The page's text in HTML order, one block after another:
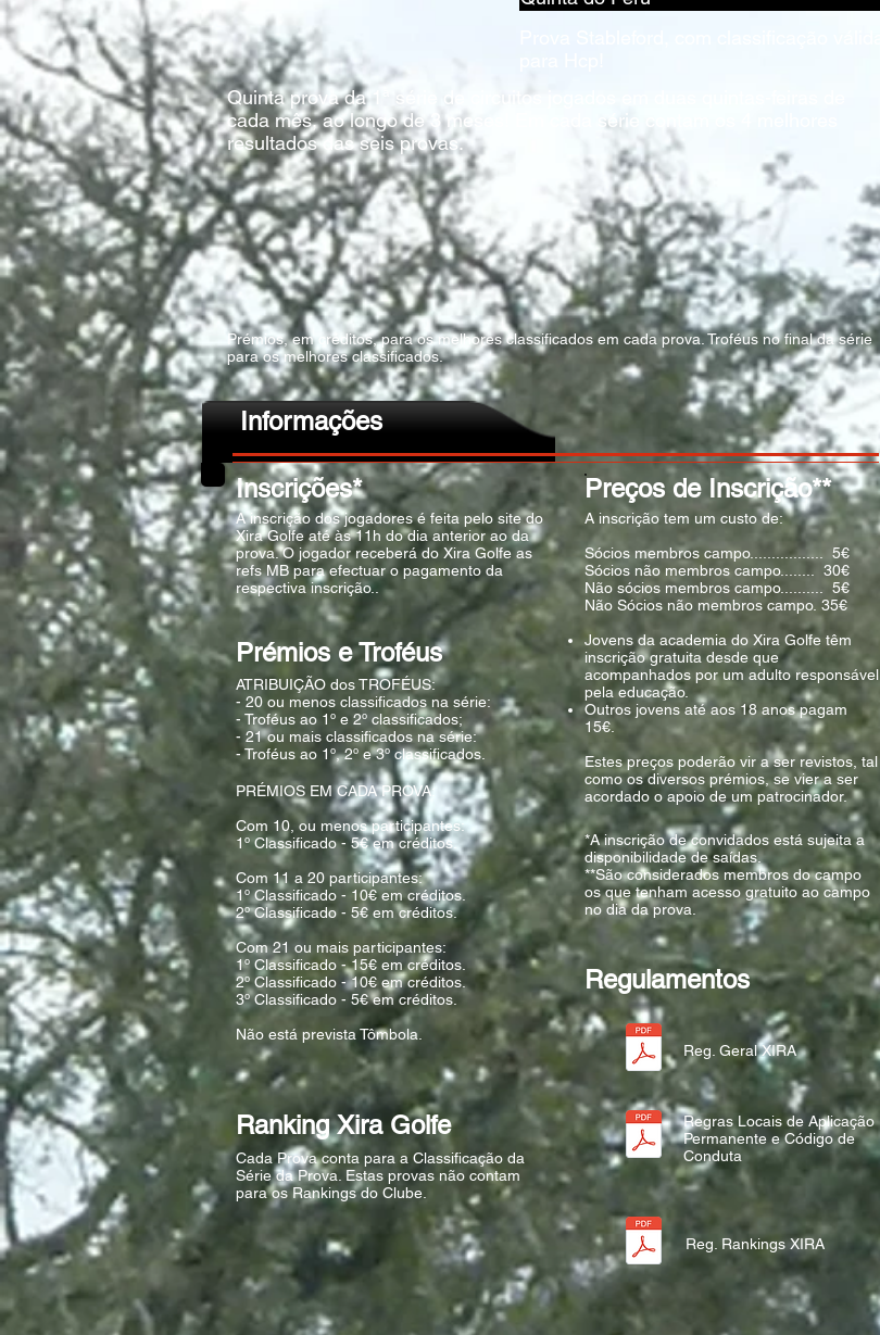
Quinta prova da 1ª série de circuitos jogados em duas quintas-feiras de
cada mês, ao longo de 3 meses! Em cada série contam os 4 melhores
resultados das seis provas.
Prémios, em créditos, para os melhores classificados em cada prova. Troféus no final da série
para os melhores classificados.
Informações
Inscrições*
A inscrição dos jogadores é feita pelo site do
Xira Golfe até às 11h do dia anterior ao da
prova. O jogador receberá do Xira Golfe as
refs MB para efectuar o pagamento da
respectiva inscrição..
Prémios e Troféus
ATRIBUIÇÃO dos TROFÉUS:
- 20 ou menos classificados na série:
- Troféus ao 1º e 2º classificados;
- 21 ou mais classificados na série:
- Troféus ao 1º, 2º e 3º classificados.
PRÉMIOS EM CADA PROVA:
Com 10, ou menos participantes:
1º Classificado - 5€ em créditos.
Com 11 a 20 participantes:
1º Classificado - 10€ em créditos.
2º Classificado - 5€ em créditos.
Com 21 ou mais participantes:
1º Classificado - 15€ em créditos.
2º Classificado - 10€ em créditos.
3º Classificado - 5€ em créditos.
Não está prevista Tômbola.
Ranking Xira Golfe
Cada Prova conta para a Classificação da
Série da Prova. Estas provas não contam
para os Rankings do Clube.
Preços de Inscrição**
A inscrição tem um custo de:
Sócios membros campo................. 5€
Sócios não membros campo........ 30€
Não sócios membros campo.......... 5€
Não Sócios não membros campo. 35€
Jovens da academia do Xira Golfe têm
inscrição gratuita desde que
acompanhados por um adulto responsável
pela educação.
Outros jovens até aos 18 anos pagam
15€.
Estes preços poderão vir a ser revistos, tal
como os diversos prémios, se vier a ser
acordado o apoio de um patrocinador.
*A inscrição de convidados está sujeita a
disponibilidade de saídas.
**São considerados membros do campo
os que tenham acesso gratuito ao campo
no dia da prova.
Regulamentos
Reg. Geral XIRA
Regras Locais de Aplicação
Permanente e Código de
Conduta
Reg. Rankings XIRA